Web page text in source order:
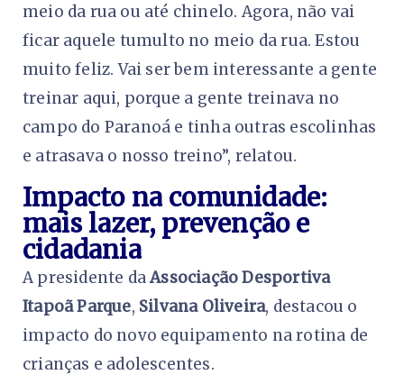
meio da rua ou até chinelo. Agora, não vai
ficar aquele tumulto no meio da rua. Estou
muito feliz. Vai ser bem interessante a gente
treinar aqui, porque a gente treinava no
campo do Paranoá e tinha outras escolinhas
e atrasava o nosso treino”, relatou.
Impacto na comunidade:
mais lazer, prevenção e
cidadania
A presidente daAssociação Desportiva
Itapoã Parque, Silvana Oliveira, destacou o
impacto do novo equipamento na rotina de
crianças e adolescentes.